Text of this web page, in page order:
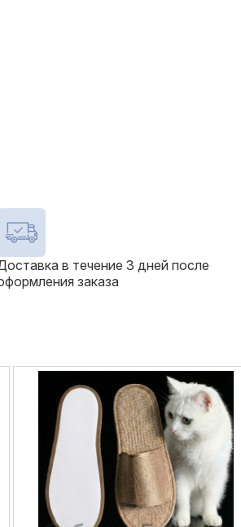
в течение 3 дней после
заказа